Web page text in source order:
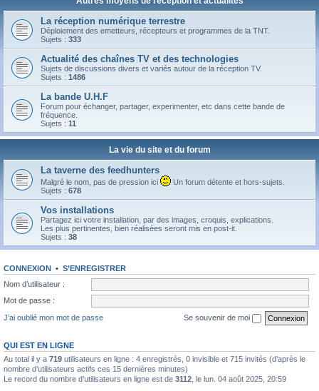
La réception numérique terrestre
Déploiement des emetteurs, récepteurs et programmes de la TNT.
Sujets : 333
Actualité des chaînes TV et des technologies
Sujets de discussions divers et variés autour de la réception TV.
Sujets : 1486
La bande U.H.F
Forum pour échanger, partager, experimenter, etc dans cette bande de
fréquence.
Sujets : 11
La vie du site et du forum
La taverne des feedhunters
Malgré le nom, pas de pression ici
Un forum détente et hors-sujets.
Sujets : 678
Vos installations
Partagez ici votre installation, par des images, croquis, explications.
Les plus pertinentes, bien réalisées seront mis en post-it.
Sujets : 38
CONNEXION • S’ENREGISTRER
Nom d’utilisateur :
Mot de passe :
J’ai oublié mon mot de passe
Se souvenir de moi
QUI EST EN LIGNE
Au total il y a 719 utilisateurs en ligne : 4 enregistrés, 0 invisible et 715 invités (d’après le
nombre d’utilisateurs actifs ces 15 dernières minutes)
Le record du nombre d’utilisateurs en ligne est de 3112 , le lun. 04 août 2025, 20:59